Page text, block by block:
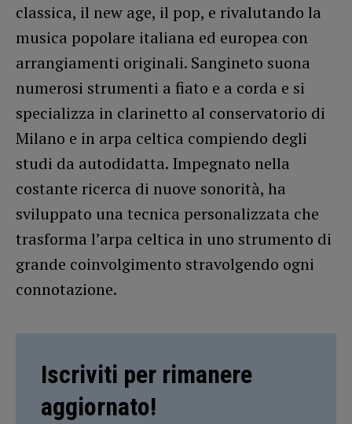
classica, il new age, il pop, e rivalutando la
musica popolare italiana ed europea con
arrangiamenti originali. Sangineto suona
numerosi strumenti a fiato e a corda e si
specializza in clarinetto al conservatorio di
Milano e in arpa celtica compiendo degli
studi da autodidatta. Impegnato nella
costante ricerca di nuove sonorità, ha
sviluppato una tecnica personalizzata che
trasforma l’arpa celtica in uno strumento di
grande coinvolgimento stravolgendo ogni
connotazione.
Iscriviti per rimanere
aggiornato!